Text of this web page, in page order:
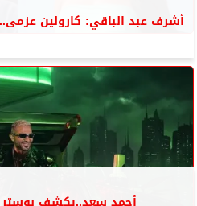
أشرف عبد الباقي: كارولين